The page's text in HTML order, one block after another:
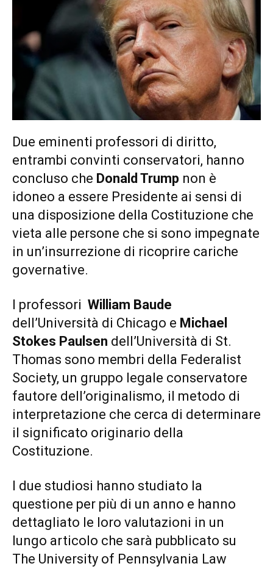
Due eminenti professori di diritto,
entrambi convinti conservatori, hanno
concluso che Donald Trump non è
idoneo a essere Presidente ai sensi di
una disposizione della Costituzione che
vieta alle persone che si sono impegnate
in un’insurrezione di ricoprire cariche
governative.
I professori William Baude
dell’Università di Chicago e Michael
Stokes Paulsen dell’Università di St.
Thomas sono membri della Federalist
Society, un gruppo legale conservatore
fautore dell’originalismo, il metodo di
interpretazione che cerca di determinare
il significato originario della
Costituzione.
I due studiosi hanno studiato la
questione per più di un anno e hanno
dettagliato le loro valutazioni in un
lungo articolo che sarà pubblicato su
The University of Pennsylvania Law